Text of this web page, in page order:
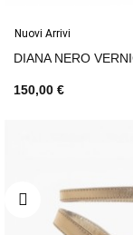
Nuovi Arrivi
DIANA NERO
150,00 €